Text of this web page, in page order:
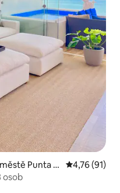
Punta H
Průměrné
4,76 (91)
osob